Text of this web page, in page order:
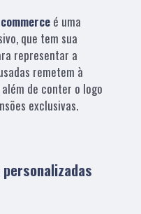
é uma
que tem sua
representar a
remetem à
de conter o logo
exclusivas.